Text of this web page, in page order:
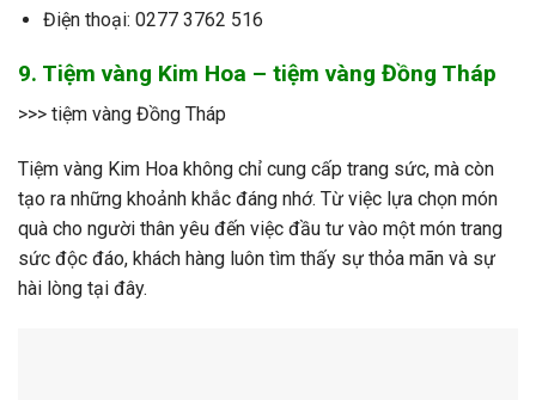
Điện thoại: 0277 3762 516
9. Tiệm vàng Kim Hoa – tiệm vàng Đồng Tháp
>>> tiệm vàng Đồng Tháp
Tiệm vàng Kim Hoa không chỉ cung cấp trang sức, mà còn
tạo ra những khoảnh khắc đáng nhớ. Từ việc lựa chọn món
quà cho người thân yêu đến việc đầu tư vào một món trang
sức độc đáo, khách hàng luôn tìm thấy sự thỏa mãn và sự
hài lòng tại đây.